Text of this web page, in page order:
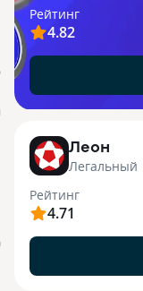
Рейтинг
4.82
Леон
Легальный
Рейтинг
4.71